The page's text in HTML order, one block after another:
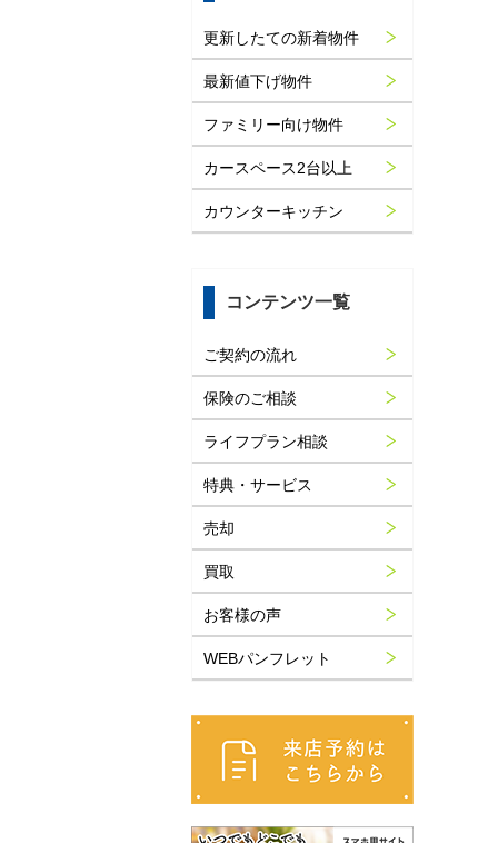
更新したての新着物件
最新値下げ物件
ファミリー向け物件
カースペース2台以上
カウンターキッチン
コンテンツ一覧
ご契約の流れ
保険のご相談
ライフプラン相談
特典・サービス
売却
買取
お客様の声
WEBパンフレット